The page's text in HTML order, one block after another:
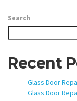
Search
Recent
Glass Door
Glass Door